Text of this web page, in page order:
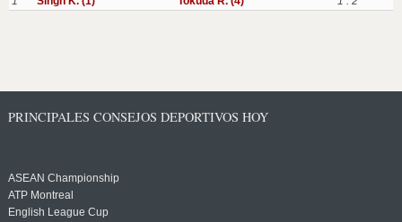
PRINCIPALES CONSEJOS DEPORTIVOS HOY
ASEAN Championship
ATP Montreal
English League Cup